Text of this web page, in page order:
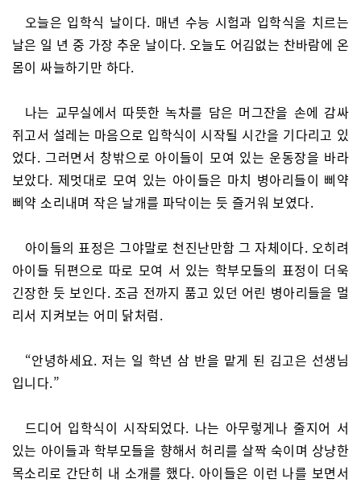
오늘은 입학식 날이다. 매년 수능 시험과 입학식을 치르는
날은 일 년 중 가장 추운 날이다. 오늘도 어김없는 찬바람에 온
몸이 싸늘하기만 하다.
나는 교무실에서 따뜻한 녹차를 담은 머그잔을 손에 감싸
쥐고서 설레는 마음으로 입학식이 시작될 시간을 기다리고 있
었다. 그러면서 창밖으로 아이들이 모여 있는 운동장을 바라
보았다. 제멋대로 모여 있는 아이들은 마치 병아리들이 삐약
삐약 소리내며 작은 날개를 파닥이는 듯 즐거워 보였다.
아이들의 표정은 그야말로 천진난만함 그 자체이다. 오히려
아이들 뒤편으로 따로 모여 서 있는 학부모들의 표정이 더욱
긴장한 듯 보인다. 조금 전까지 품고 있던 어린 병아리들을 멀
리서 지켜보는 어미 닭처럼.
“안녕하세요. 저는 일 학년 삼 반을 맡게 된 김고은 선생님
입니다.”
드디어 입학식이 시작되었다. 나는 아무렇게나 줄지어 서
있는 아이들과 학부모들을 향해서 허리를 살짝 숙이며 상냥한
목소리로 간단히 내 소개를 했다. 아이들은 이런 나를 보면서